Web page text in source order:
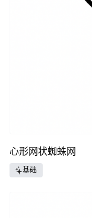
心形网状蜘蛛网
基础